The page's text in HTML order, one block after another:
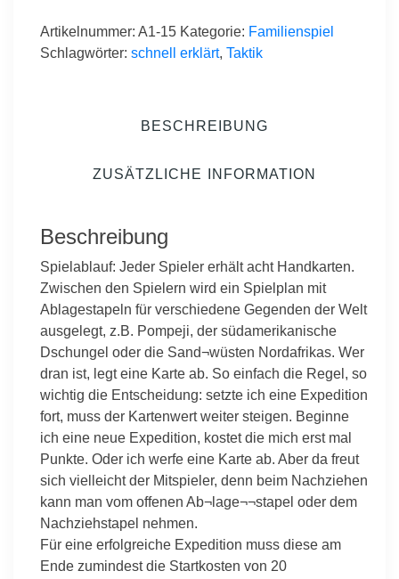
Artikelnummer: A1-15 Kategorie: Familienspiel
Schlagwörter: schnell erklärt, Taktik
BESCHREIBUNG
ZUSÄTZLICHE INFORMATION
Beschreibung
Spielablauf: Jeder Spieler erhält acht Handkarten.
Zwischen den Spielern wird ein Spielplan mit
Ablagestapeln für verschiedene Gegenden der Welt
ausgelegt, z.B. Pompeji, der südamerikanische
Dschungel oder die Sand¬wüsten Nordafrikas. Wer
dran ist, legt eine Karte ab. So einfach die Regel, so
wichtig die Entscheidung: setzte ich eine Expedition
fort, muss der Kartenwert weiter steigen. Beginne
ich eine neue Expedition, kostet die mich erst mal
Punkte. Oder ich werfe eine Karte ab. Aber da freut
sich vielleicht der Mitspieler, denn beim Nachziehen
kann man vom offenen Ab¬lage¬¬stapel oder dem
Nachziehstapel nehmen.
Für eine erfolgreiche Expedition muss diese am
Ende zumindest die Startkosten von 20